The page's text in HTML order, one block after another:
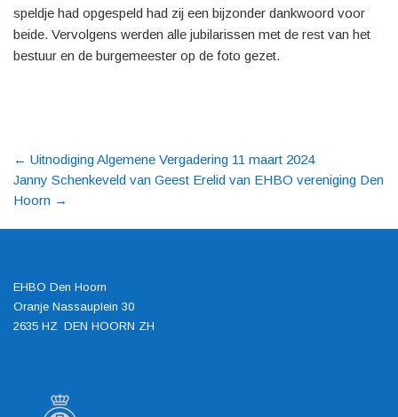
speldje had opgespeld had zij een bijzonder dankwoord voor
beide. Vervolgens werden alle jubilarissen met de rest van het
bestuur en de burgemeester op de foto gezet.
← Uitnodiging Algemene Vergadering 11 maart 2024
Janny Schenkeveld van Geest Erelid van EHBO vereniging Den
Hoorn →
EHBO Den Hoorn
Oranje Nassauplein 30
2635 HZ DEN HOORN ZH